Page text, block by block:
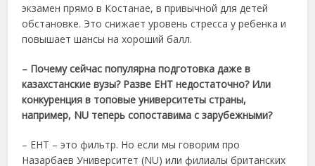
экзамен прямо в Костанае, в привычной для детей
обстановке. Это снижает уровень стресса у ребенка и
повышает шансы на хороший балл.
– Почему сейчас популярна подготовка даже в
казахстанские вузы? Разве ЕНТ недостаточно? Или
конкуренция в топовые университеты страны,
например, NU теперь сопоставима с зарубежными?
– ЕНТ – это фильтр. Но если мы говорим про
Назарбаев Университет (NU) или филиалы британских